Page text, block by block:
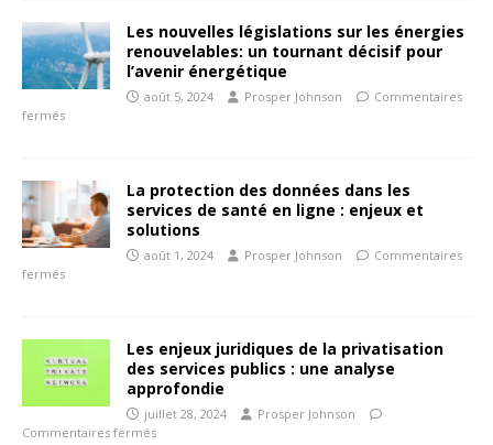
Les nouvelles législations sur les énergies
renouvelables: un tournant décisif pour
l’avenir énergétique
août 5, 2024 Prosper Johnson
Commentaires
fermés
La protection des données dans les
services de santé en ligne : enjeux et
solutions
août 1, 2024 Prosper Johnson
Commentaires
fermés
Les enjeux juridiques de la privatisation
des services publics : une analyse
approfondie
juillet 28, 2024
Prosper Johnson
Commentaires fermés